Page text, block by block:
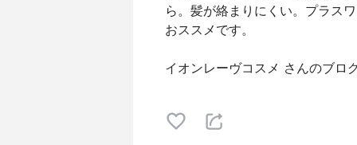
ら。髪が絡まりにくい。プラス
おススメです。
イオンレーヴコスメ さんのブロ